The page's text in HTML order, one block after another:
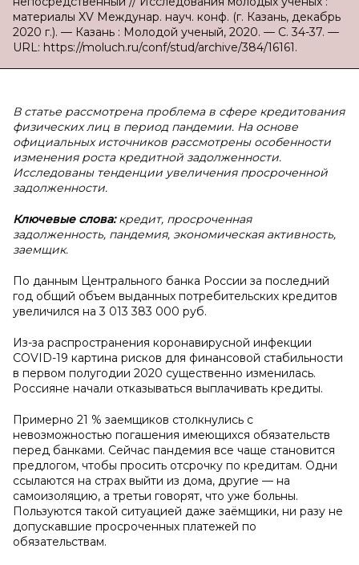
материалы XV Междунар. науч. конф. (г. Казань, декабрь
2020 г.). — Казань : Молодой ученый, 2020. — С. 34-37. —
URL: https://moluch.ru/conf/stud/archive/384/16161.
В статье рассмотрена проблема в сфере кредитования
физических лиц в период пандемии. На основе
официальных источников рассмотрены особенности
изменения роста кредитной задолженности.
Исследованы тенденции увеличения просроченной
задолженности.
Ключевые слова:кредит, просроченная
задолженность, пандемия, экономическая активность,
заемщик.
По данным Центрального банка России за последний
год общий объем выданных потребительских кредитов
увеличился на 3 013 383 000 руб.
Из-за распространения коронавирусной инфекции
COVID-19 картина рисков для финансовой стабильности
в первом полугодии 2020 существенно изменилась.
Россияне начали отказываться выплачивать кредиты.
Примерно 21 % заемщиков столкнулись с
невозможностью погашения имеющихся обязательств
перед банками. Сейчас пандемия все чаще становится
предлогом, чтобы просить отсрочку по кредитам. Одни
ссылаются на страх выйти из дома, другие — на
самоизоляцию, a третьи говорят, что уже больны.
Пользуются такой ситуацией даже заёмщики, ни разу не
допускавшие просроченных платежей по
обязательствам.